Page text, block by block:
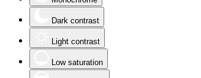
Dark contrast
Light contrast
Low saturation